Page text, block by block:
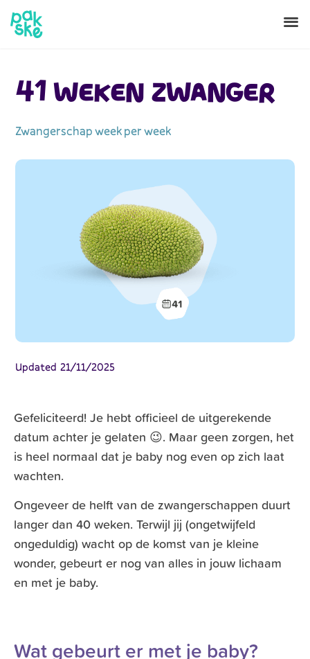
41 WEKEN ZWANGER
Zwangerschap week per week
Updated 21/11/2025
Gefeliciteerd! Je hebt officieel de uitgerekende
datum achter je gelaten 😉. Maar geen zorgen, het
is heel normaal dat je baby nog even op zich laat
wachten.
Ongeveer de helft van de zwangerschappen duurt
langer dan 40 weken. Terwijl jij (ongetwijfeld
ongeduldig) wacht op de komst van je kleine
wonder, gebeurt er nog van alles in jouw lichaam
en met je baby.
Wat gebeurt er met je baby?